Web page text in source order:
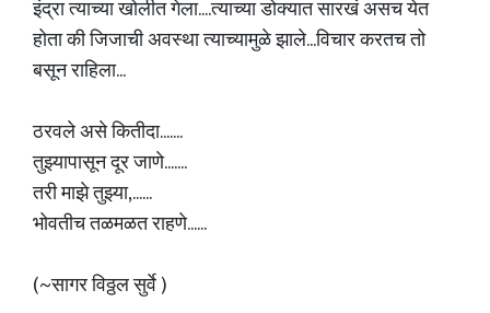
इंद्रा त्याच्या खोलीत गेला....त्याच्या डोक्यात सारखं असच येत
होता की जिजाची अवस्था त्याच्यामुळे झाले...विचार करतच तो
बसून राहिला...
ठरवले असे कितीदा.......
तुझ्यापासून दूर जाणे.......
तरी माझे तुझ्या,......
भोवतीच तळमळत राहणे......
(~सागर विठ्ठल सुर्वे )